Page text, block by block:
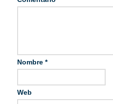
Nombre *
Web